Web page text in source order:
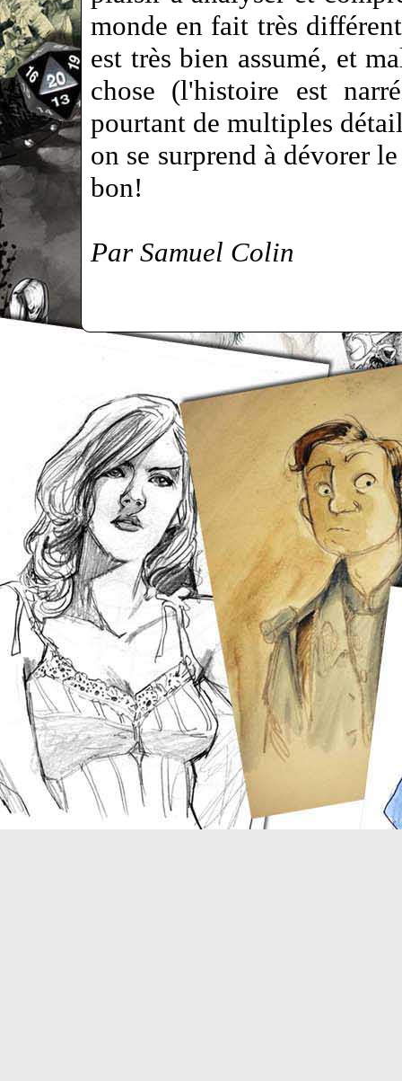
monde en fait très
est très bien assumé, et
chose (l'histoire est
pourtant de multiples
on se surprend à dévorer
bon!
Par Samuel Colin